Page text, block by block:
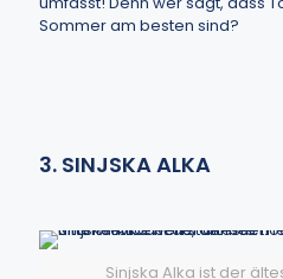
Sommer am besten sind?
3. SINJSKA ALKA
Sinjska Alka ist der